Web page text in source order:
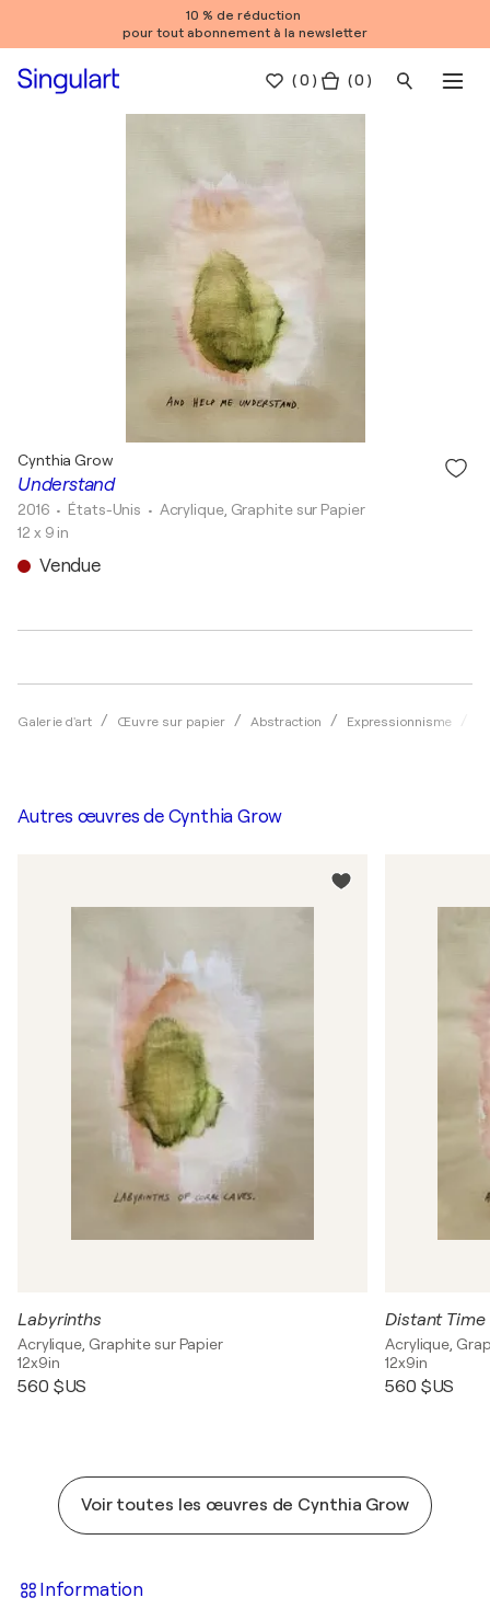
10 % de réduction
pour tout abonnement à la newsletter
(0 ) ( 0 )
Galerie d'art Œuvre sur papier Abstraction Expressionnisme
Understand
Cynthia Grow
2016 • États-Unis • Acrylique, Graphite sur Papier
12 x 9 in
Vendue
Autres œuvres de Cynthia Grow
Labyrinths
Acrylique, Graphite sur Papier
12x9in
560 $US
Distant Time
Acrylique,
12x9in
560 $US
Voir toutes les œuvres de Cynthia Grow
Information